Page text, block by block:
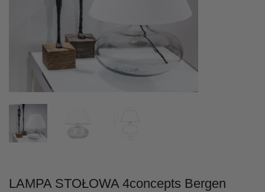
LAMPA STOŁOWA 4concepts Bergen